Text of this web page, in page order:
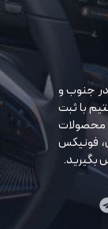
جنوب و
با ثبت
محصولات
فونیکس